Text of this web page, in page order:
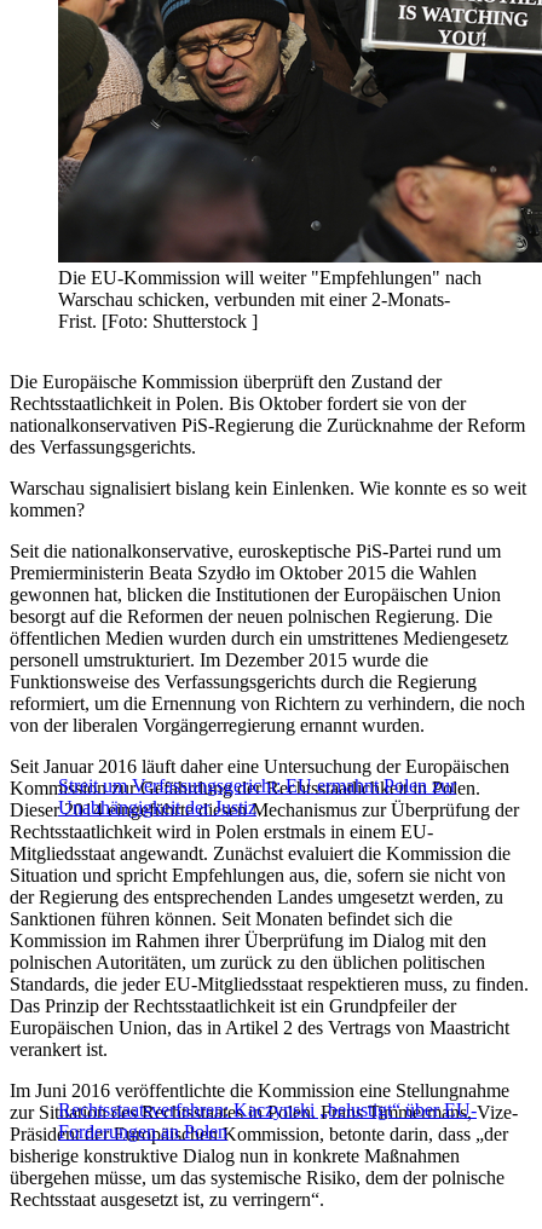
Die EU-Kommission will weiter "Empfehlungen" nach
Warschau schicken, verbunden mit einer 2-Monats-
Frist. [Foto: Shutterstock ]
Die Europäische Kommission überprüft den Zustand der
Rechtsstaatlichkeit in Polen. Bis Oktober fordert sie von der
nationalkonservativen PiS-Regierung die Zurücknahme der Reform
des Verfassungsgerichts.
Warschau signalisiert bislang kein Einlenken. Wie konnte es so weit
kommen?
Seit die nationalkonservative, euroskeptische PiS-Partei rund um
Premierministerin Beata Szydło im Oktober 2015 die Wahlen
gewonnen hat, blicken die Institutionen der Europäischen Union
besorgt auf die Reformen der neuen polnischen Regierung. Die
öffentlichen Medien wurden durch ein umstrittenes Mediengesetz
personell umstrukturiert. Im Dezember 2015 wurde die
Funktionsweise des Verfassungsgerichts durch die Regierung
reformiert, um die Ernennung von Richtern zu verhindern, die noch
von der liberalen Vorgängerregierung ernannt wurden.
Streit um Verfassungsgericht: EU ermahnt Polen zur
Unabhängigkeit der Justiz
Seit Januar 2016 läuft daher eine Untersuchung der Europäischen
Kommission zur Gefährdung der Rechtsstaatlichkeit in Polen.
Dieser 2014 eingeführte diesen Mechanismus zur Überprüfung der
Rechtsstaatlichkeit wird in Polen erstmals in einem EU-
Mitgliedsstaat angewandt. Zunächst evaluiert die Kommission die
Situation und spricht Empfehlungen aus, die, sofern sie nicht von
der Regierung des entsprechenden Landes umgesetzt werden, zu
Sanktionen führen können. Seit Monaten befindet sich die
Kommission im Rahmen ihrer Überprüfung im Dialog mit den
polnischen Autoritäten, um zurück zu den üblichen politischen
Standards, die jeder EU-Mitgliedsstaat respektieren muss, zu finden.
Das Prinzip der Rechtsstaatlichkeit ist ein Grundpfeiler der
Europäischen Union, das in Artikel 2 des Vertrags von Maastricht
verankert ist.
Rechtsstaatsverfahren: Kaczynski „belustigt“ über EU-
Forderungen an Polen
Im Juni 2016 veröffentlichte die Kommission eine Stellungnahme
zur Situation des Rechtsstaates in Polen. Frans Timmermans, Vize-
Präsident der Europäischen Kommission, betonte darin, dass „der
bisherige konstruktive Dialog nun in konkrete Maßnahmen
übergehen müsse, um das systemische Risiko, dem der polnische
Rechtsstaat ausgesetzt ist, zu verringern“.